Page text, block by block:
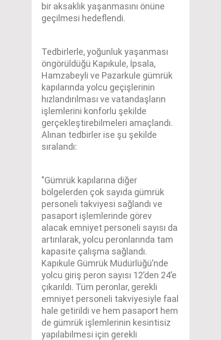
bir aksaklık yaşanmasını önüne
geçilmesi hedeflendi.
Tedbirlerle, yoğunluk yaşanması
öngörüldüğü Kapıkule, İpsala,
Hamzabeyli ve Pazarkule gümrük
kapılarında yolcu geçişlerinin
hızlandırılması ve vatandaşların
işlemlerini konforlu şekilde
gerçekleştirebilmeleri amaçlandı.
Alınan tedbirler ise şu şekilde
sıralandı:
"Gümrük kapılarına diğer
bölgelerden çok sayıda gümrük
personeli takviyesi sağlandı ve
pasaport işlemlerinde görev
alacak emniyet personeli sayısı da
artırılarak, yolcu peronlarında tam
kapasite çalışma sağlandı.
Kapıkule Gümrük Müdürlüğü’nde
yolcu giriş peron sayısı 12’den 24’e
çıkarıldı. Tüm peronlar, gerekli
emniyet personeli takviyesiyle faal
hale getirildi ve hem pasaport hem
de gümrük işlemlerinin kesintisiz
yapılabilmesi için gerekli